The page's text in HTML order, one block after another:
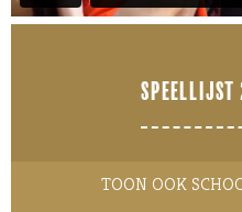
TOON OOK